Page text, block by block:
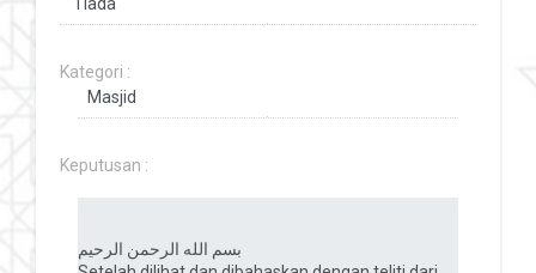
Kategori :
Keputusan :